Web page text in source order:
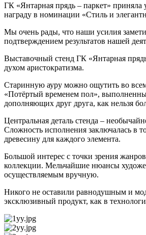
ГК «Янтарная прядь – паркет»
награду в номинации «Стиль и
Мы очень рады, что наши усилия
подтверждением результатов нашей
Выставочный стенд ГК «Янтарная
духом аристократизма.
Старинную ауру можно ощутить во
«Потёртый временем пол»,
дополняющих друг друга, как нельзя
Центральная деталь стенда –
Сложность исполнения заключалась в
древесину для каждого элемента.
Большой интерес с точки зрения
коллекции. Мельчайшие нюансы
осуществляемым вручную.
Никого не оставили равнодушным и
эксклюзивный продукт, как в